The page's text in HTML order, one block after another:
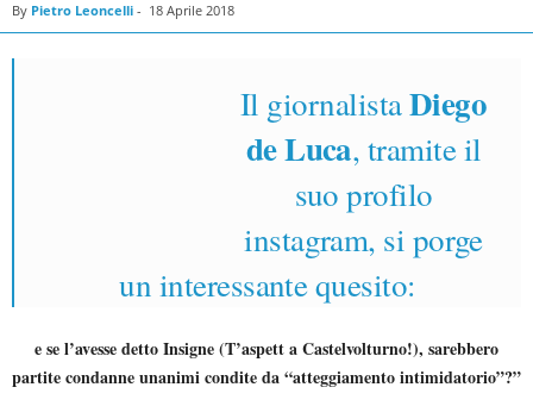
By Pietro Leoncelli - 18 Aprile 2018
Il giornalistaDiego
de Luca, tramite il
suo profilo
instagram, si porge
un interessante quesito:
e se l’avesse detto Insigne (T’aspett a Castelvolturno!), sarebbero
partite condanne unanimi condite da “atteggiamento intimidatorio”?”